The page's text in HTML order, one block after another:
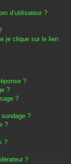
d’utilisateur ?
je clique sur le lien
?
?
?
?
?
?
?